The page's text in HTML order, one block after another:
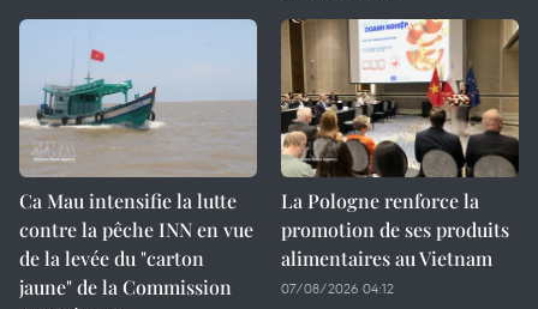
Ca Mau intensifie la lutte
contre la pêche INN en vue
de la levée du "carton
jaune" de la Commission
La Pologne renforce la
promotion de ses produits
alimentaires au Vietnam
07/08/2026 04:12